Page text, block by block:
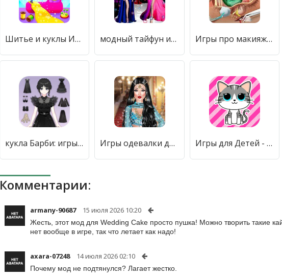
Шитье и куклы Игры для девочек [Мод меню] модный тайфун игры для девочек [Много монет] Игры про макияж для девочек [Мод меню]
кукла Барби: игры для девочек [Мод меню] Игры одевалки девочек- макияж [Много денег] Игры для Детей - Пазлы, Игры для девочек
Комментарии:
armany-90687 15 июля 2026 10:20
Жесть, этот мод для Wedding Cake просто пушка! Можно творить такие
нет вообще в игре, так что летает как надо!
axara-07248 14 июля 2026 02:10
Почему мод не подтянулся? Лагает жестко.